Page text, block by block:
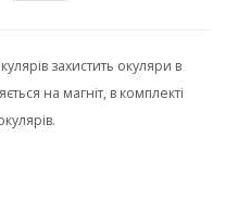
захистить окуляри в
на магніт, в комплекті